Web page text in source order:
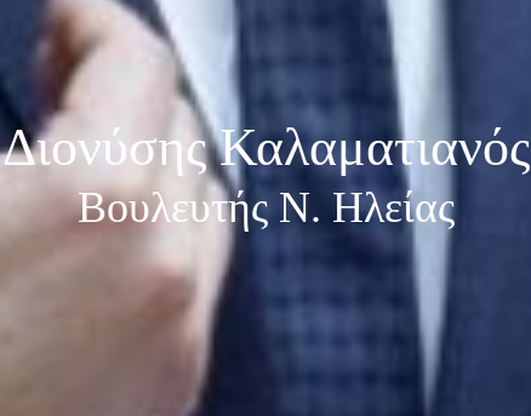
Διονύσης Καλαματιανός
Βουλευτής Ν. Ηλείας